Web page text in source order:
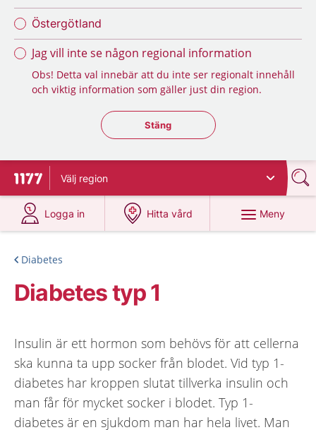
Östergötland
Jag vill inte se någon regional information
Obs! Detta val innebär att du inte ser regionalt innehåll
och viktig information som gäller just din region.
Stäng regionsväljaren
Stäng
Till startsidan för 1177
Välj region
Logga in
på 1177.se
Hitta vård
på 1177.se
Meny
Diabetes
Diabetes typ 1
Insulin är ett hormon som behövs för att cellerna
ska kunna ta upp socker från blodet. Vid typ 1-
diabetes har kroppen slutat tillverka insulin och
man får för mycket socker i blodet. Typ 1-
diabetes är en sjukdom man har hela livet. Man